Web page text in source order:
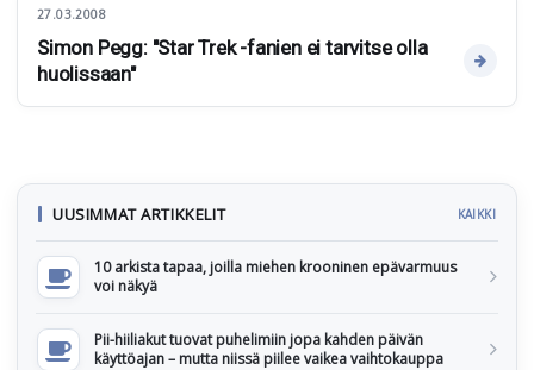
27.03.2008
Simon Pegg: "Star Trek -fanien ei tarvitse olla
huolissaan"
UUSIMMAT ARTIKKELIT KAIKKI
10 arkista tapaa, joilla miehen krooninen epävarmuus
voi näkyä
Pii-hiiliakut tuovat puhelimiin jopa kahden päivän
käyttöajan – mutta niissä piilee vaikea vaihtokauppa